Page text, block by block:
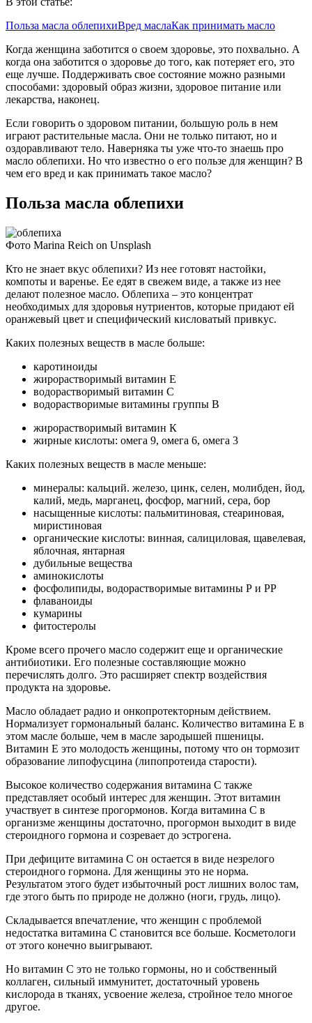
Польза масла облепихиВред маслаКак принимать масло
Когда женщина заботится о своем здоровье, это похвально. А
когда она заботится о здоровье до того, как потеряет его, это
еще лучше. Поддерживать свое состояние можно разными
способами: здоровый образ жизни, здоровое питание или
лекарства, наконец.
Если говорить о здоровом питании, большую роль в нем
играют растительные масла. Они не только питают, но и
оздоравливают тело. Наверняка ты уже что-то знаешь про
масло облепихи. Но что известно о его пользе для женщин? В
чем его вред и как принимать такое масло?
Польза масла облепихи
Фото Marina Reich on Unsplash
Кто не знает вкус облепихи? Из нее готовят настойки,
компоты и варенье. Ее едят в свежем виде, а также из нее
делают полезное масло. Облепиха – это концентрат
необходимых для здоровья нутриентов, которые придают ей
оранжевый цвет и специфический кисловатый привкус.
Каких полезных веществ в масле больше:
каротиноиды
жирорастворимый витамин Е
водорастворимый витамин С
водорастворимые витамины группы В
жирорастворимый витамин К
жирные кислоты: омега 9, омега 6, омега 3
Каких полезных веществ в масле меньше:
минералы: кальций. железо, цинк, селен, молибден, йод,
калий, медь, марганец, фосфор, магний, сера, бор
насыщенные кислоты: пальмитиновая, стеариновая,
миристиновая
органические кислоты: винная, салициловая, щавелевая,
яблочная, янтарная
дубильные вещества
аминокислоты
фосфолипиды, водорастворимые витамины Р и РР
флаваноиды
кумарины
фитостеролы
Кроме всего прочего масло содержит еще и органические
антибиотики. Его полезные составляющие можно
перечислять долго. Это расширяет спектр воздействия
продукта на здоровье.
Масло обладает радио и онкопротекторным действием.
Нормализует гормональный баланс. Количество витамина Е в
этом масле больше, чем в масле зародышей пшеницы.
Витамин Е это молодость женщины, потому что он тормозит
образование липофусцина (липопротеида старости).
Высокое количество содержания витамина С также
представляет особый интерес для женщин. Этот витамин
участвует в синтезе прогормонов. Когда витамина С в
организме женщины достаточно, прогормон выходит в виде
стероидного гормона и созревает до эстрогена.
При дефиците витамина С он остается в виде незрелого
стероидного гормона. Для женщины это не норма.
Результатом этого будет избыточный рост лишних волос там,
где этого быть по природе не должно (ноги, грудь, лицо).
Складывается впечатление, что женщин с проблемой
недостатка витамина С становится все больше. Косметологи
от этого конечно выигрывают.
Но витамин С это не только гормоны, но и собственный
коллаген, сильный иммунитет, достаточный уровень
кислорода в тканях, усвоение железа, стройное тело многое
другое.